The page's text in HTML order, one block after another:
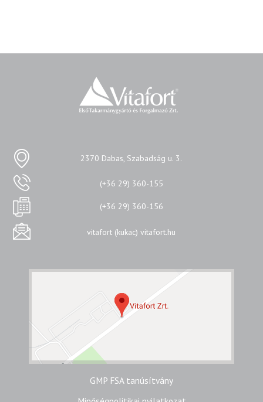
2370 Dabas, Szabadság u. 3.
(+36 29) 360-155
(+36 29) 360-156
vitafort (kukac) vitafort.hu
GMP FSA tanúsítvány